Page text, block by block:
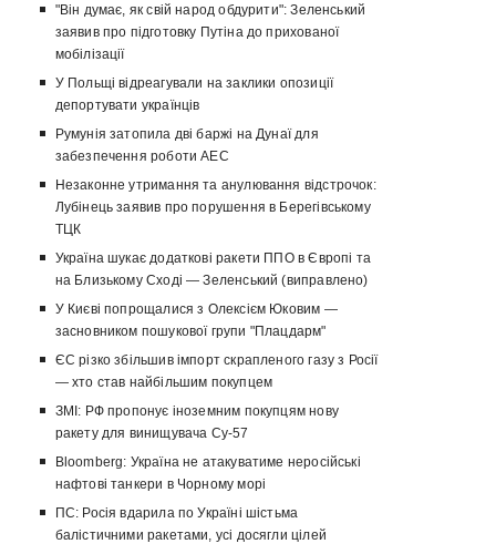
"Він думає, як свій народ обдурити": Зеленський
заявив про підготовку Путіна до прихованої
мобілізації
У Польщі відреагували на заклики опозиції
депортувати українців
Румунія затопила дві баржі на Дунаї для
забезпечення роботи АЕС
Незаконне утримання та анулювання відстрочок:
Лубінець заявив про порушення в Берегівському
ТЦК
Україна шукає додаткові ракети ППО в Європі та
на Близькому Сході — Зеленський (виправлено)
У Києві попрощалися з Олексієм Юковим —
засновником пошукової групи "Плацдарм"
ЄС різко збільшив імпорт скрапленого газу з Росії
— хто став найбільшим покупцем
ЗМІ: РФ пропонує іноземним покупцям нову
ракету для винищувача Су-57
Bloomberg: Україна не атакуватиме неросійські
нафтові танкери в Чорному морі
ПС: Росія вдарила по Україні шістьма
балістичними ракетами, усі досягли цілей